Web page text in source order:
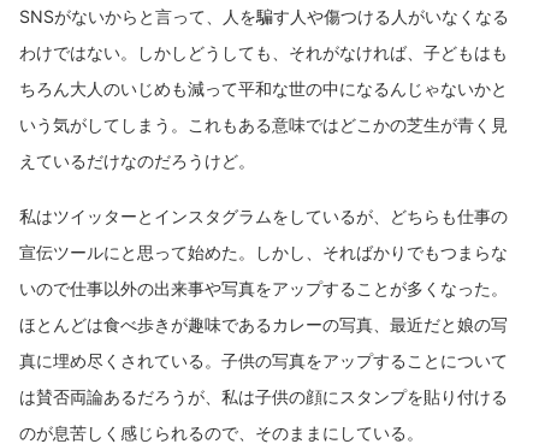
SNSがないからと言って、人を騙す人や傷つける人がいなくなる
わけではない。しかしどうしても、それがなければ、子どもはも
ちろん大人のいじめも減って平和な世の中になるんじゃないかと
いう気がしてしまう。これもある意味ではどこかの芝生が青く見
えているだけなのだろうけど。
私はツイッターとインスタグラムをしているが、どちらも仕事の
宣伝ツールにと思って始めた。しかし、そればかりでもつまらな
いので仕事以外の出来事や写真をアップすることが多くなった。
ほとんどは食べ歩きが趣味であるカレーの写真、最近だと娘の写
真に埋め尽くされている。子供の写真をアップすることについて
は賛否両論あるだろうが、私は子供の顔にスタンプを貼り付ける
のが息苦しく感じられるので、そのままにしている。